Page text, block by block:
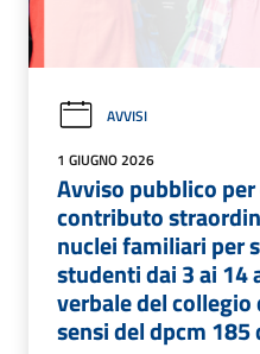
AVVISI
1 GIUGNO 2026
Avviso pubblico
contributo
nuclei familiari per
studenti dai 3 ai 14
verbale del
sensi del dpcm